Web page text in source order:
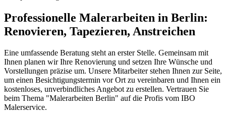
Professionelle Malerarbeiten in Berlin:
Renovieren, Tapezieren, Anstreichen
Eine umfassende Beratung steht an erster Stelle. Gemeinsam mit
Ihnen planen wir Ihre Renovierung und setzen Ihre Wünsche und
Vorstellungen präzise um. Unsere Mitarbeiter stehen Ihnen zur Seite,
um einen Besichtigungstermin vor Ort zu vereinbaren und Ihnen ein
kostenloses, unverbindliches Angebot zu erstellen. Vertrauen Sie
beim Thema "Malerarbeiten Berlin" auf die Profis vom IBO
Malerservice.